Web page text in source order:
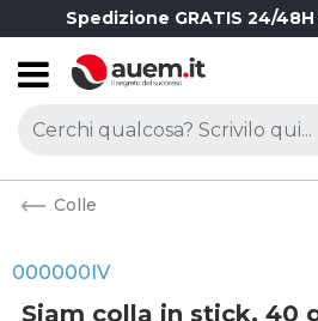
Spedizione GRATIS 24/48H
Open
Colle
000000IV
Siam colla in stick, 40